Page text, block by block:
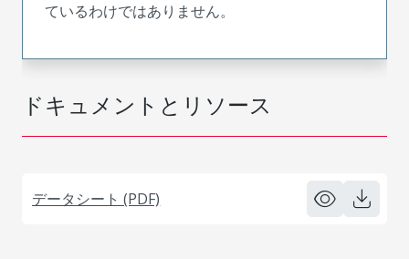
ドキュメントとリソース
データシート (PDF)
ているわけではありません。